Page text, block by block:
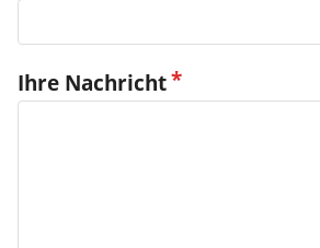
Ihre Nachricht